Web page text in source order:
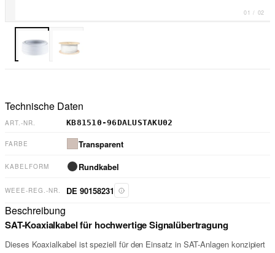
01 / 02
Technische Daten
ART.-NR. KB81510-96DALUSTAKU02
FARBE Transparent
KABELFORM Rundkabel
WEEE-REG.-NR. DE 90158231
Beschreibung
SAT-Koaxialkabel für hochwertige Signalübertragung
Dieses Koaxialkabel ist speziell für den Einsatz in SAT-Anlagen konzipiert